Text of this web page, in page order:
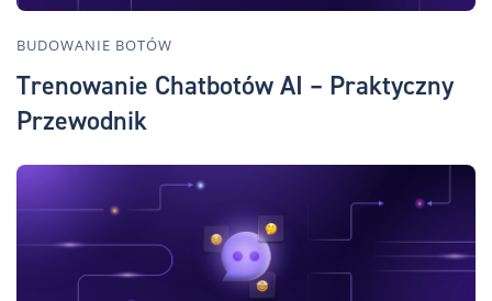
BUDOWANIE BOTÓW
Trenowanie Chatbotów AI – Praktyczny
Przewodnik